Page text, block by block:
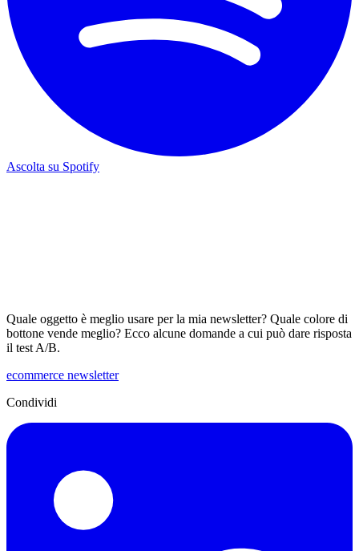
Ascolta su Spotify
Quale oggetto è meglio usare per la mia newsletter? Quale colore di
bottone vende meglio? Ecco alcune domande a cui può dare risposta
il test A/B.
ecommerce newsletter
Condividi